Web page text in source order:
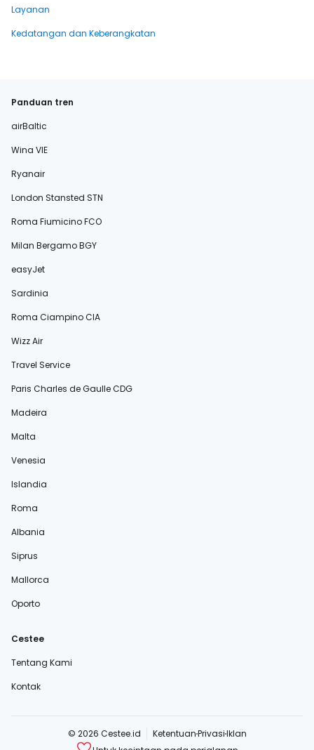
Layanan
Kedatangan dan Keberangkatan
Panduan tren
airBaltic
Wina VIE
Ryanair
London Stansted STN
Roma Fiumicino FCO
Milan Bergamo BGY
easyJet
Sardinia
Roma Ciampino CIA
Wizz Air
Travel Service
Paris Charles de Gaulle CDG
Madeira
Malta
Venesia
Islandia
Roma
Albania
Siprus
Mallorca
Oporto
Cestee
Tentang Kami
Kontak
© 2026 Cestee.id KetentuanPrivasiIklan